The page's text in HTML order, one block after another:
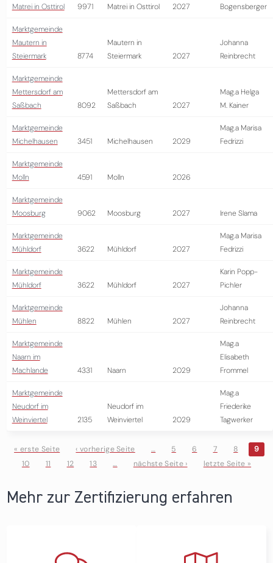
Matrei in Osttirol
9971 Matrei in Osttirol 2027
Bogensberger
Marktgemeinde
Mautern in
Steiermark
8774
Mautern in
Steiermark
2027
Johanna
Reinbrecht
Marktgemeinde
Mettersdorf am
Saßbach
8092
Mettersdorf am
Saßbach
2027
Mag.a Helga
M. Kainer
Marktgemeinde
Michelhausen
3451 Michelhausen 2029
Mag.a Marisa
Fedrizzi
Marktgemeinde
Molln
4591 Molln 2026
Marktgemeinde
Moosburg
9062 Moosburg 2027 Irene Slama
Marktgemeinde
Mühldorf
3622 Mühldorf 2027
Mag.a Marisa
Fedrizzi
Marktgemeinde
Mühldorf
3622 Mühldorf 2027
Karin Popp-
Pichler
Marktgemeinde
Mühlen
8822 Mühlen 2027
Johanna
Reinbrecht
Marktgemeinde
Naarn im
Machlande
4331 Naarn 2029
Mag.a
Elisabeth
Frommel
Marktgemeinde
Neudorf im
Weinviertel
2135
Neudorf im
Weinviertel
2029
Mag.a
Friederike
Tagwerker
Seiten
« erste Seite ‹ vorherige Seite … 5 6 7 8
9
10
11 12 13 … nächste Seite › letzte Seite »
Mehr zur Zertifizierung erfahren